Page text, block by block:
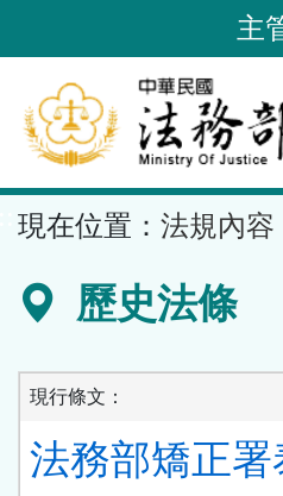
到
要
內
容
區
主
現在位置： 法規內容
歷史法條
現行條文：
法務部矯正